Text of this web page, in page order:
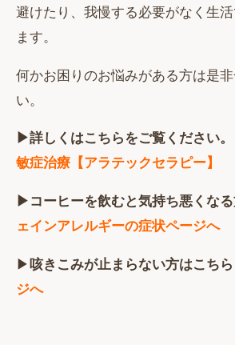
避けたり、我慢する必要がなく生
ます。
何かお困りのお悩みがある方は是
い。
▶詳しくはこちらをご覧ください
敏症治療【アラテックセラピー】
▶コーヒーを飲むと気持ち悪くな
ェインアレルギーの症状ページへ
▶咳きこみが止まらない方はこち
ジへ